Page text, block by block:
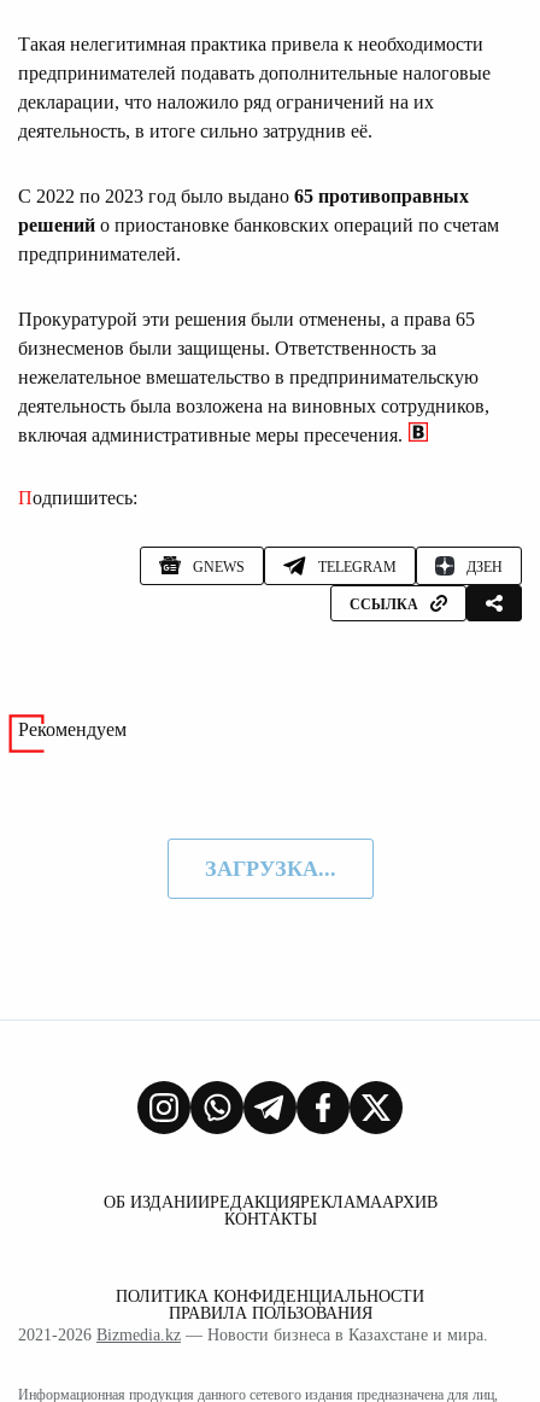
Такая нелегитимная практика привела к необходимости
предпринимателей подавать дополнительные налоговые
декларации, что наложило ряд ограничений на их
деятельность, в итоге сильно затруднив её.
С 2022 по 2023 год было выдано 65 противоправных
решений о приостановке банковских операций по счетам
предпринимателей.
Прокуратурой эти решения были отменены, а права 65
бизнесменов были защищены. Ответственность за
нежелательное вмешательство в предпринимательскую
деятельность была возложена на виновных сотрудников,
включая административные меры пресечения.
Подпишитесь:
GNEWS TELEGRAM ДЗЕН
ССЫЛКА
Рекомендуем
ЗАГРУЗКА...
ОБ ИЗДАНИИРЕДАКЦИЯРЕКЛАМААРХИВ
КОНТАКТЫ
ПОЛИТИКА КОНФИДЕНЦИАЛЬНОСТИ
ПРАВИЛА ПОЛЬЗОВАНИЯ
2021-2026 Bizmedia.kz — Новости бизнеса в Казахстане и мира.
Информационная продукция данного сетевого издания предназначена для лиц,